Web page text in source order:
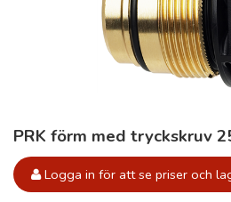
PRK förm med tryckskruv
Logga in för att se priser och